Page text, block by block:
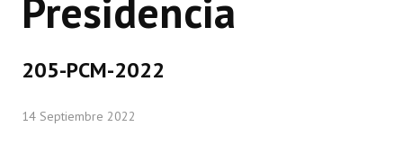
Bloques Políticos
Comisiones Permanentes
Comisiones Especiales
Presidencia
205-PCM-2022
14 Septiembre 2022